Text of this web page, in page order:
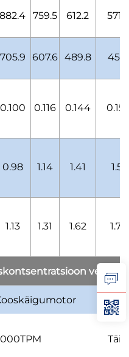
882.4 759.5 612.2
705.9 607.6 489.8
0.100 0.116 0.144
0.98 1.14 1.41 1.51
1.13 1.31 1.62 1.74